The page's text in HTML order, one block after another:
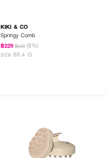
KIKI & CO
Springy Comb
฿229 ฿249 (8%)
size 86.4 G